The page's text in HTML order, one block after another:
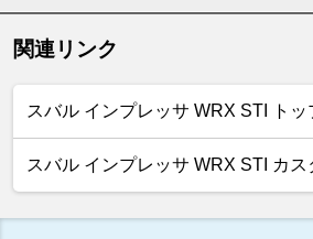
関連リンク
スバル インプレッサ WRX STI トッ
スバル インプレッサ WRX STI カス